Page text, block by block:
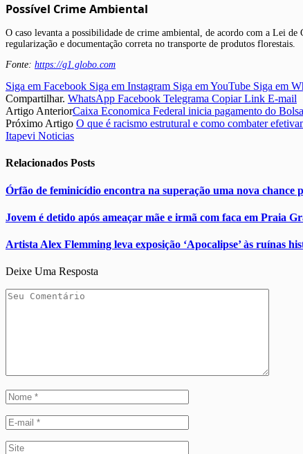
Possível Crime Ambiental
O caso levanta a possibilidade de crime ambiental, de acordo com a Lei
regularização e documentação correta no transporte de produtos florestais.
Fonte: https://g1.globo.com
Siga em Facebook Siga em Instagram Siga em YouTube Siga em
Compartilhar. WhatsApp Facebook Telegrama Copiar Link E-mail
Artigo AnteriorCaixa Economica Federal inicia pagamento do
Próximo Artigo O que é racismo estrutural e como combater
Itapevi Noticias
Relacionados Posts
Órfão de feminicídio encontra na superação uma nova
Jovem é detido após ameaçar mãe e irmã com faca em Praia
Artista Alex Flemming leva exposição ‘Apocalipse’ às ruínas
Deixe Uma Resposta